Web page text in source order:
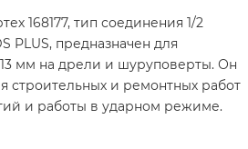
168177, тип соединения 1/2
PLUS, предназначен для
мм на дрели и шуруповерты. Он
строительных и ремонтных работ
и работы в ударном режиме.